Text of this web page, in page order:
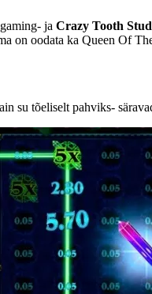
ja Crazy Tooth
on oodata ka Queen Of
su tõeliselt pahviks-